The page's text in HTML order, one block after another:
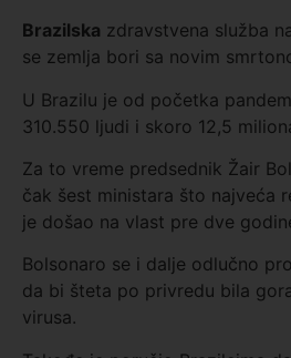
Brazilska zdravstvena služba
se zemlja bori sa novim
U Brazilu je od početka
310.550 ljudi i skoro 12,5
Za to vreme predsednik Žair
čak šest ministara što najveća
je došao na vlast pre dve
Bolsonaro se i dalje odlučno
da bi šteta po privredu bila
virusa.